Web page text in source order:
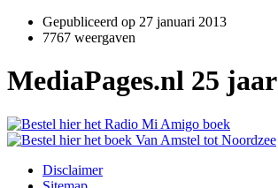
Gepubliceerd op 27 januari 2013
7767 weergaven
MediaPages.nl 25 jaar
Disclaimer